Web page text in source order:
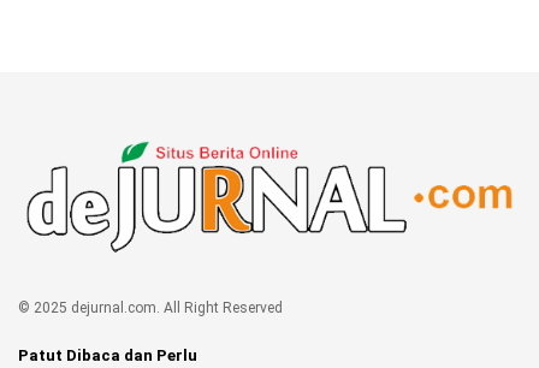
© 2025 dejurnal.com. All Right Reserved
Patut Dibaca dan Perlu